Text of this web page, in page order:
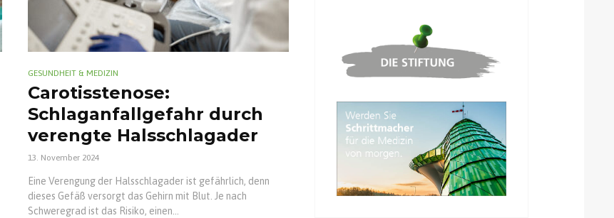
GESUNDHEIT & MEDIZIN
Carotisstenose:
Schlaganfallgefahr durch
verengte Halsschlagader
13. November 2024
Eine Verengung der Halsschlagader ist gefährlich, denn
dieses Gefäß versorgt das Gehirn mit Blut. Je nach
Schweregrad ist das Risiko, einen...